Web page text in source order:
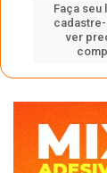
Faça seu
ver